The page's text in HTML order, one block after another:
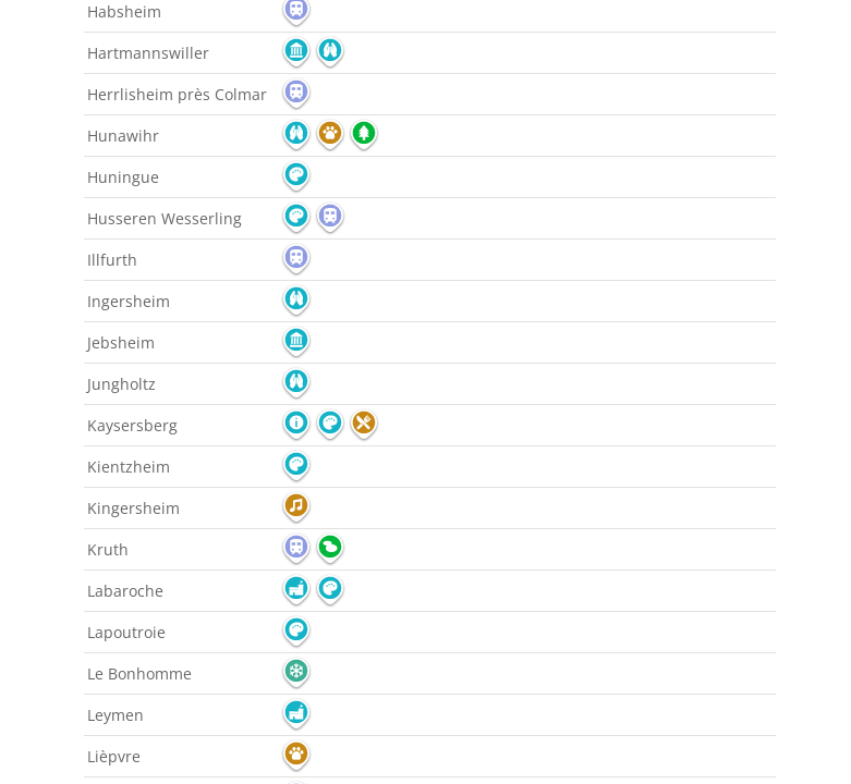
Habsheim
Hartmannswiller
Herrlisheim près Colmar
Hunawihr
Huningue
Husseren Wesserling
Illfurth
Ingersheim
Jebsheim
Jungholtz
Kaysersberg
Kientzheim
Kingersheim
Kruth
Labaroche
Lapoutroie
Le Bonhomme
Leymen
Lièpvre